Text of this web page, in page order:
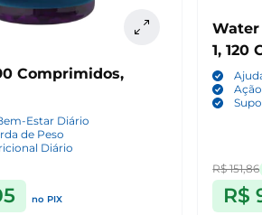
Comprimidos,
Estar Diário
de Peso
Diário
no PIX
1, 120
R$ 151,86
R$